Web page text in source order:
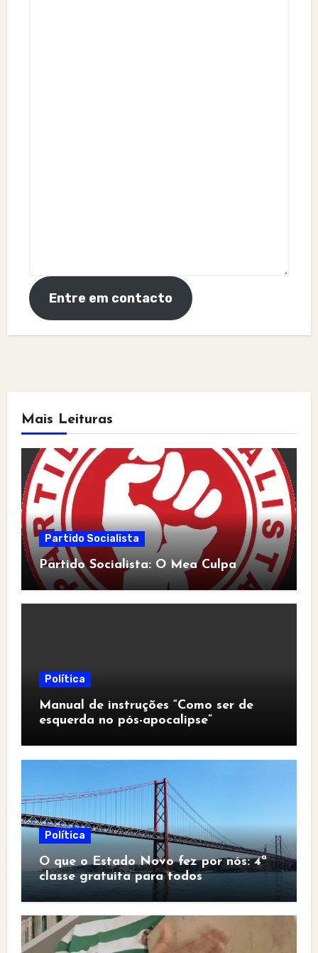
Entre em contacto
Mais Leituras
Partido Socialista
Partido Socialista: O Mea Culpa
Política
Manual de instruções “Como ser de
esquerda no pós-apocalipse”
Política
O que o Estado Novo fez por nós: 4ª
classe gratuita para todos